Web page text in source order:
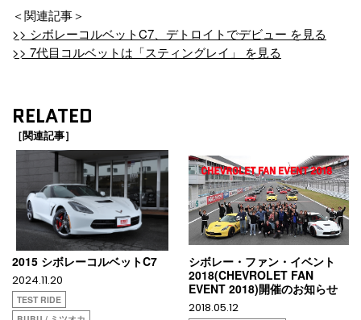
＜関連記事＞
>> シボレーコルベットC7、デトロイトでデビュー を見る
>> 7代目コルベットは「スティングレイ」 を見る
RELATED
［関連記事］
2015 シボレーコルベットC7
2024.11.20
TEST RIDE
シボレー・ファン・イベント
2018(CHEVROLET FAN
EVENT 2018)開催のお知らせ
2018.05.12